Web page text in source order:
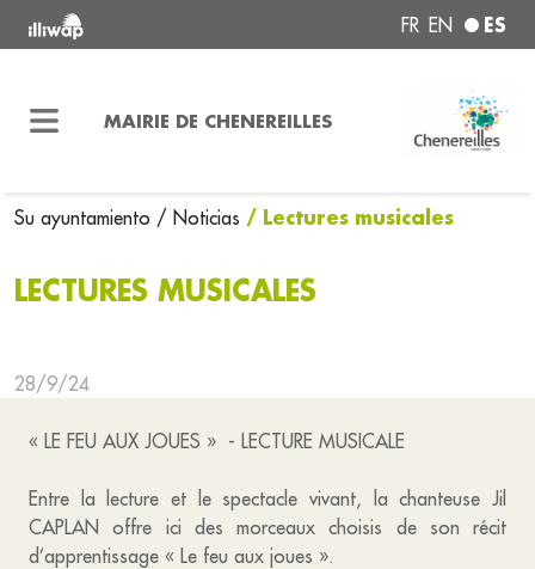
FR EN ES
MAIRIE DE CHENEREILLES
Su ayuntamiento / Noticias / Lectures musicales
LECTURES MUSICALES
28/9/24
« LE FEU AUX JOUES » - LECTURE MUSICALE
Entre la lecture et le spectacle vivant, la chanteuse Jil
CAPLAN offre ici des morceaux choisis de son récit
d’apprentissage « Le feu aux joues ».